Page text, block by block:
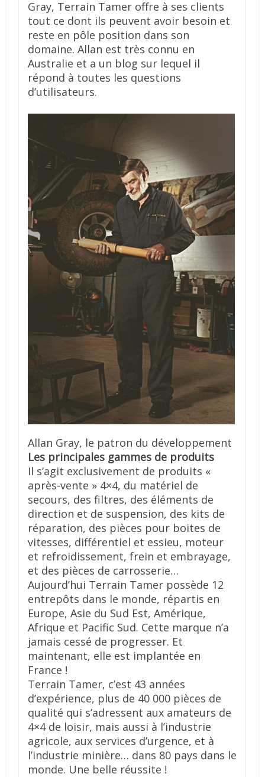
Gray, Terrain Tamer offre à ses clients
tout ce dont ils peuvent avoir besoin et
reste en pôle position dans son
domaine. Allan est très connu en
Australie et a un blog sur lequel il
répond à toutes les questions
d’utilisateurs.
Allan Gray, le patron du développement
Les principales gammes de produits
Il s’agit exclusivement de produits «
après-vente » 4×4, du matériel de
secours, des filtres, des éléments de
direction et de suspension, des kits de
réparation, des pièces pour boites de
vitesses, différentiel et essieu, moteur
et refroidissement, frein et embrayage,
et des pièces de carrosserie…
Aujourd’hui Terrain Tamer possède 12
entrepôts dans le monde, répartis en
Europe, Asie du Sud Est, Amérique,
Afrique et Pacific Sud. Cette marque n’a
jamais cessé de progresser. Et
maintenant, elle est implantée en
France !
Terrain Tamer, c’est 43 années
d’expérience, plus de 40 000 pièces de
qualité qui s’adressent aux amateurs de
4×4 de loisir, mais aussi à l’industrie
agricole, aux services d’urgence, et à
l’industrie minière… dans 80 pays dans le
monde. Une belle réussite !